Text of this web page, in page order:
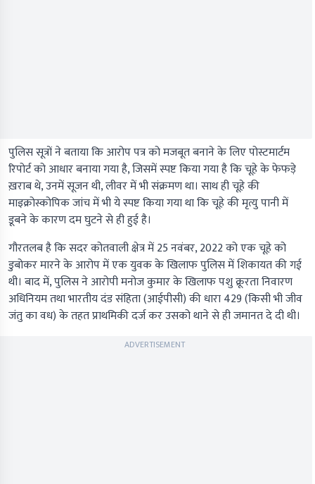
पुलिस सूत्रों ने बताया कि आरोप पत्र को मजबूत बनाने के लिए पोस्टमार्टम
रिपोर्ट को आधार बनाया गया है, जिसमें स्पष्ट किया गया है कि चूहे के फेफड़े
ख़राब थे, उनमें सूजन थी, लीवर में भी संक्रमण था। साथ ही चूहे की
माइक्रोस्कोपिक जांच में भी ये स्पष्ट किया गया था कि चूहे की मृत्यु पानी में
डूबने के कारण दम घुटने से ही हुई है।
गौरतलब है कि सदर कोतवाली क्षेत्र में 25 नवंबर, 2022 को एक चूहे को
डुबोकर मारने के आरोप में एक युवक के खिलाफ पुलिस में शिकायत की गई
थी। बाद में, पुलिस ने आरोपी मनोज कुमार के खिलाफ पशु क्रूरता निवारण
अधिनियम तथा भारतीय दंड संहिता (आईपीसी) की धारा 429 (किसी भी जीव
जंतु का वध) के तहत प्राथमिकी दर्ज कर उसको थाने से ही जमानत दे दी थी।
ADVERTISEMENT